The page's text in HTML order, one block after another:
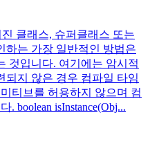
클래스, 슈퍼클래스 또는
하는 가장 일반적인 방법은
것입니다. 여기에는 암시적
되지 않은 경우 컴파일 타임
티브를 허용하지 않으며 컴
boolean isInstance(Obj...